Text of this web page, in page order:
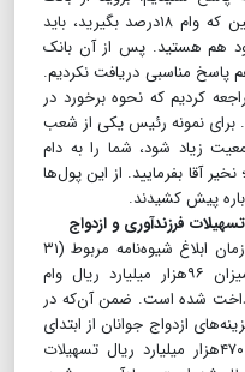
مرکزی بگیرید. ما تسهیلات نداریم. همین که وام ۱۸درصد بگیرید، باید
سود هم هستید. پس از آن بانک
پاسخ مناسبی دریافت نکردیم.
کردیم که نحوه برخورد در
برای نمونه رئیس یکی از شعب
زیاد شود، شما را به دام
آقا بفرمایید. از این پول‌ها
پیش کشیدند.
فرزندآوری و ازدواج
به منظور حمایت از جوانی جمعیت، از زمان ابلاغ شیوه‌نامه مربوط (۳۱
فروردین) تاکنون به ۲۴۱هزار نفر به میزان ۹۶هزار میلیارد ریال‌ وام
شده‌ است. ضمن آن‌که در
ازدواج جوانان از ابتدای
سال تاکنون به ۳۴۳هزار نفر به مبلغ ۴۷۰هزار میلیارد ریال تسهیلات